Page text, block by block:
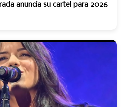
anuncia su cartel para 2026